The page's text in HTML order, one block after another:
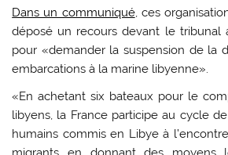
Dans un communiqué, ces
déposé un recours devant le tribunal
pour «demander la suspension de la
embarcations à la marine libyenne».
«En achetant six bateaux pour le
libyens, la France participe au cycle
humains commis en Libye à